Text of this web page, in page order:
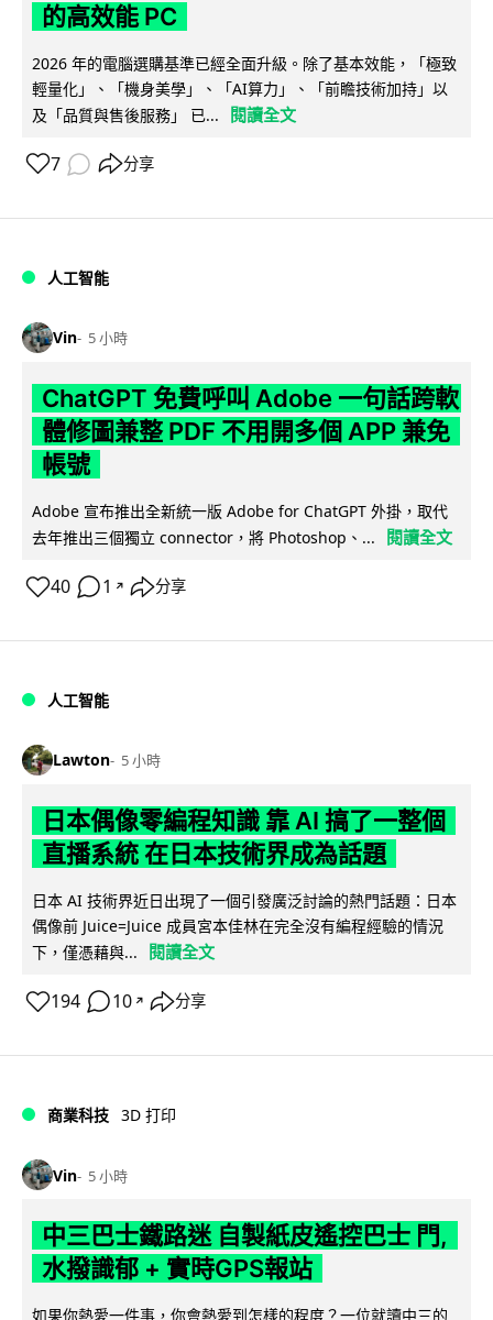
的高效能 PC
2026 年的電腦選購基準已經全面升級。除了基本效能，「極致
輕量化」、「機身美學」、「AI算力」、「前瞻技術加持」以
及「品質與售後服務」 已...
閱讀全文
7 分享
人工智能
Vin 5 小時
ChatGPT 免費呼叫 Adobe 一句話跨軟
體修圖兼整 PDF 不用開多個 APP 兼免
帳號
Adobe 宣布推出全新統一版 Adobe for ChatGPT 外掛，取代
去年推出三個獨立 connector，將 Photoshop、...
閱讀全文
40 1 ↗ 分享
人工智能
Lawton 5 小時
日本偶像零編程知識 靠 AI 搞了一整個
直播系統 在日本技術界成為話題
日本 AI 技術界近日出現了一個引發廣泛討論的熱門話題：日本
偶像前 Juice=Juice 成員宮本佳林在完全沒有編程經驗的情況
下，僅憑藉與...
閱讀全文
194 10 ↗ 分享
商業科技 3D 打印
Vin 5 小時
中三巴士鐵路迷 自製紙皮遙控巴士 門,
水撥識郁 + 實時GPS報站
如果你熱愛一件事，你會熱愛到怎樣的程度？一位就讀中三的